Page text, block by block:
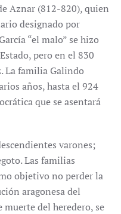
Aznar (812-820), quien
designado por
“el malo” se hizo
pero en el 830
La familia Galindo
años, hasta el 924
que se asentará
varones;
Las familias
objetivo no perder la
aragonesa del
muerte del heredero, se